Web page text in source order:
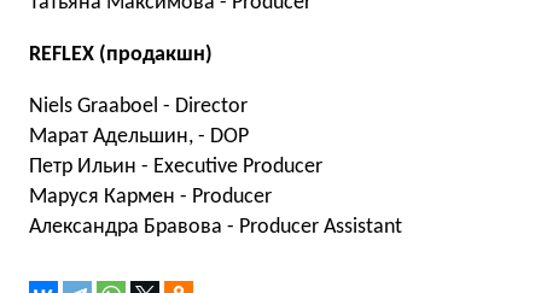
REFLEX (продакшн)
Niels Graaboel - Director
Марат Адельшин, - DOP
Петр Ильин - Executive Producer
Маруся Кармен - Producer
Александра Бравова - Producer Assistant